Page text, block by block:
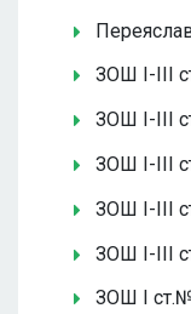
ЗОШ І-ІІІ
ЗОШ І-ІІІ
ЗОШ І-ІІІ
ЗОШ І-ІІІ
ЗОШ І-ІІІ
ЗОШ І